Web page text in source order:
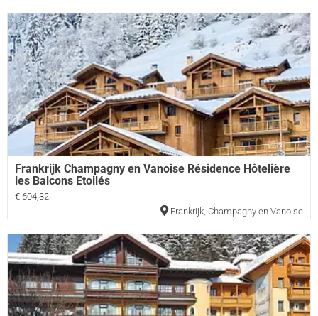
Frankrijk Champagny en Vanoise Résidence Hôtelière
les Balcons Etoilés
€ 604,32
Frankrijk, Champagny en Vanoise